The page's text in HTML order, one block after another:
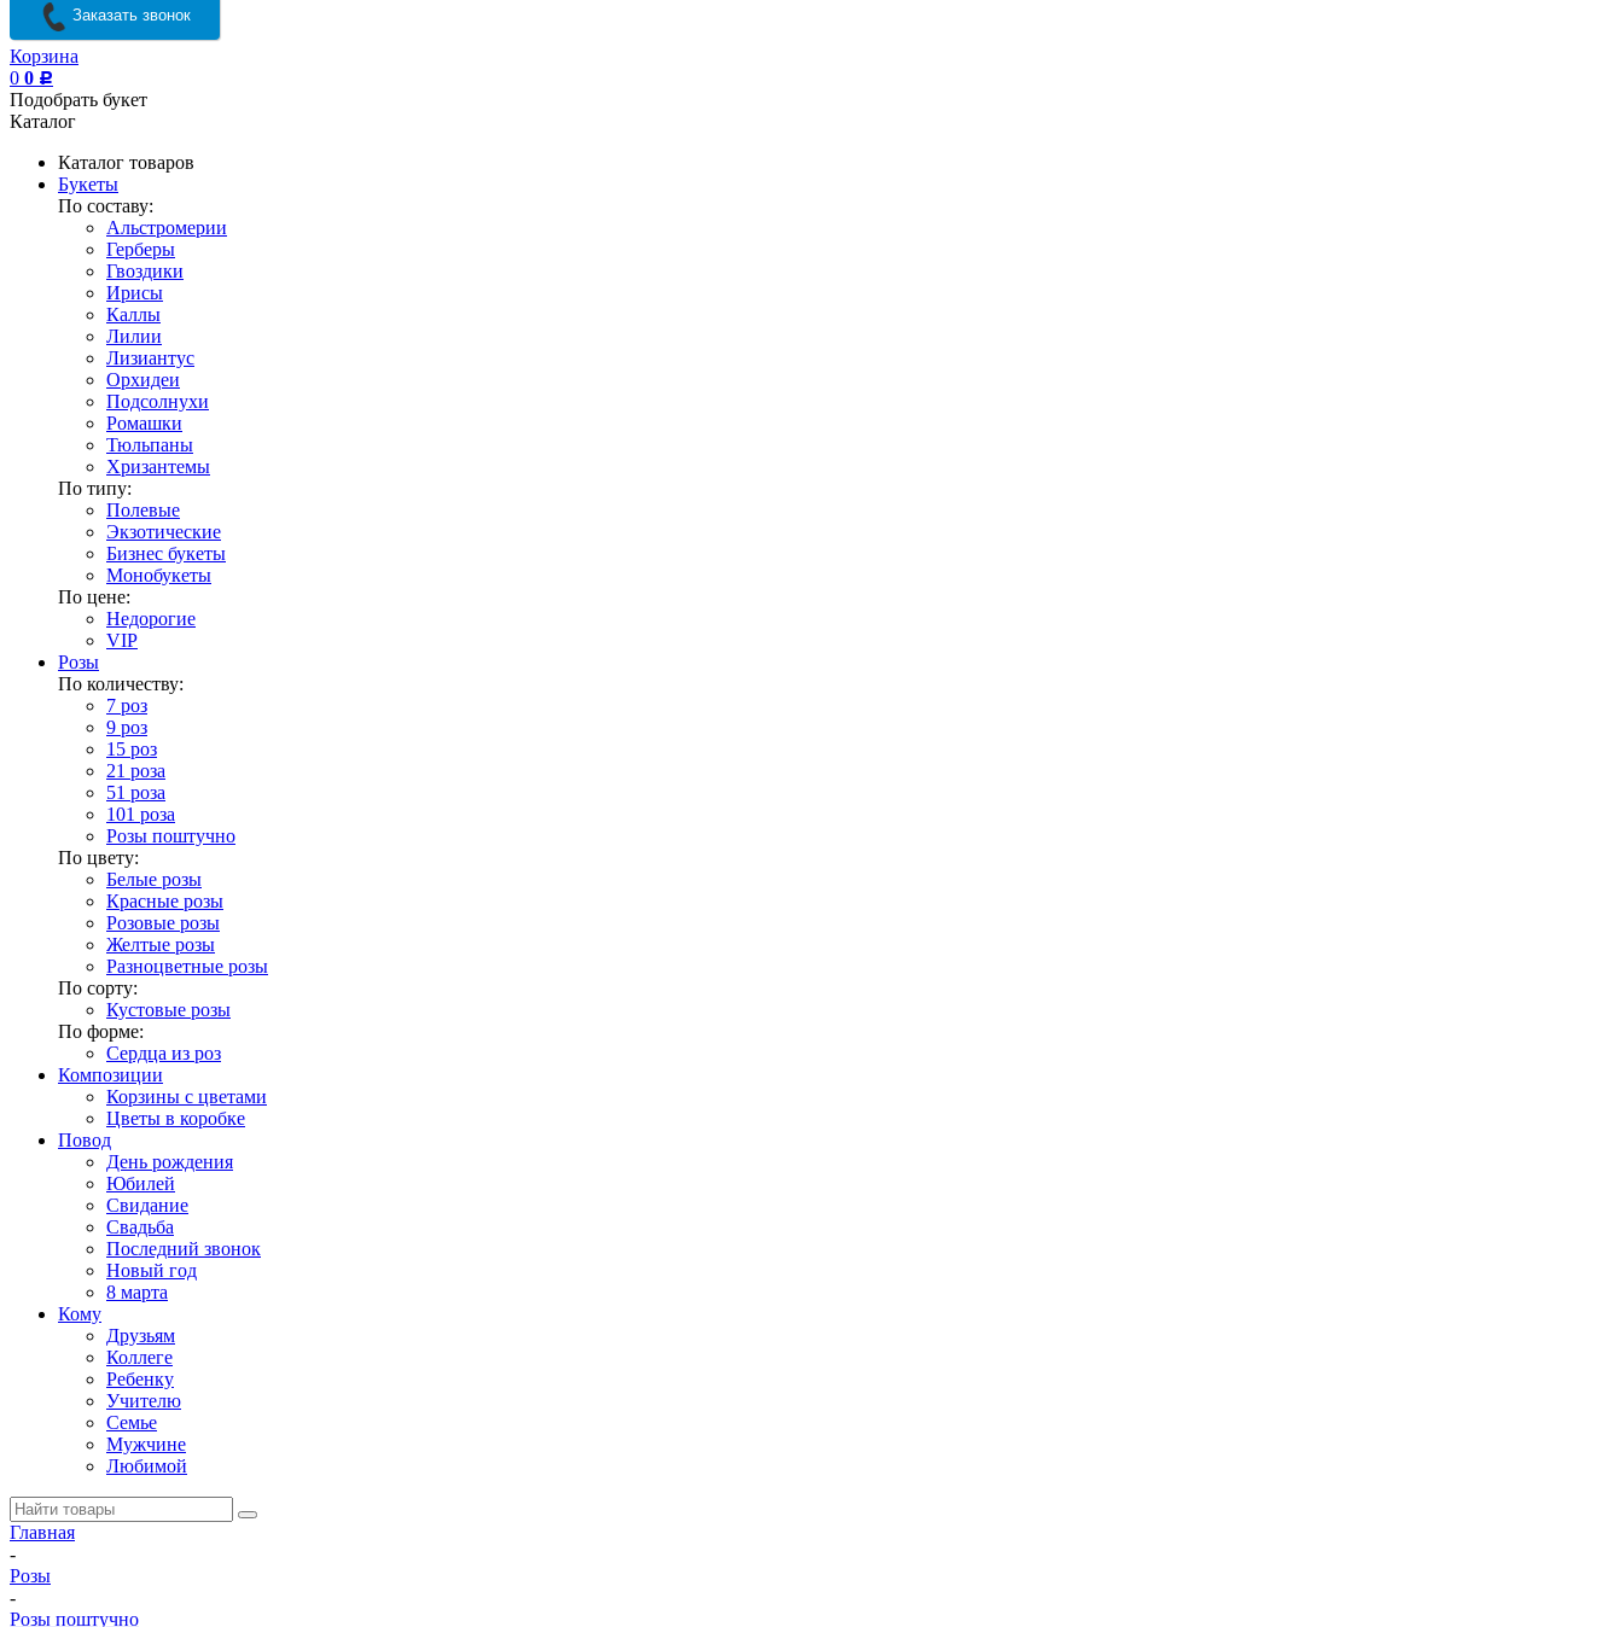
Заказать звонок
Корзина
0 0 Р
Подобрать букет
Каталог
Каталог товаров
Букеты
По составу:
Альстромерии
Герберы
Гвоздики
Ирисы
Каллы
Лилии
Лизиантус
Орхидеи
Подсолнухи
Ромашки
Тюльпаны
Хризантемы
По типу:
Полевые
Экзотические
Бизнес букеты
Монобукеты
По цене:
Недорогие
VIP
Розы
По количеству:
7 роз
9 роз
15 роз
21 роза
51 роза
101 роза
Розы поштучно
По цвету:
Белые розы
Красные розы
Розовые розы
Желтые розы
Разноцветные розы
По сорту:
Кустовые розы
По форме:
Сердца из роз
Композиции
Корзины с цветами
Цветы в коробке
Повод
День рождения
Юбилей
Свидание
Свадьба
Последний звонок
Новый год
8 марта
Кому
Друзьям
Коллеге
Ребенку
Учителю
Семье
Мужчине
Любимой
Главная
-
Розы
-
Розы поштучно